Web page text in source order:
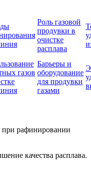
Роль газовой
продувки в
очистке
расплава
газов
Барьеры и
оборудование
для продувки
газами
при рафинировании
качества расплава.